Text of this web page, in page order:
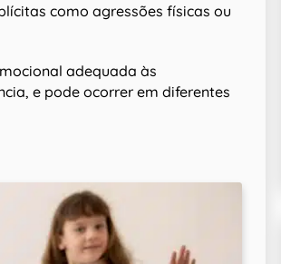
como agressões físicas ou
adequada às
e pode ocorrer em diferentes